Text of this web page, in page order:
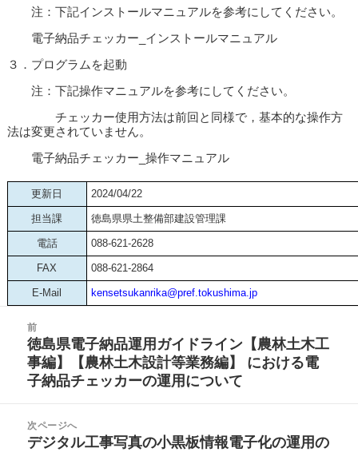
注：下記インストールマニュアルを参考にしてください。
電子納品チェッカー_インストールマニュアル
３．プログラムを起動
注：下記操作マニュアルを参考にしてください。
チェッカー使用方法は前回と同様で，基本的な操作方
法は変更されていません。
電子納品チェッカー_操作マニュアル
更新日 2024/04/22
担当課 徳島県県土整備部建設管理課
電話 088-621-2628
FAX 088-621-2864
E-Mail kensetsukanrika@pref.tokushima.jp
前
前
の
投
徳島県電子納品運用ガイドライン【農林土木工
事編】【農林土木設計等業務編】 における電
子納品チェッカーの運用について
次ページへ
次
デジタル工事写真の小黒板情報電子化の運用の